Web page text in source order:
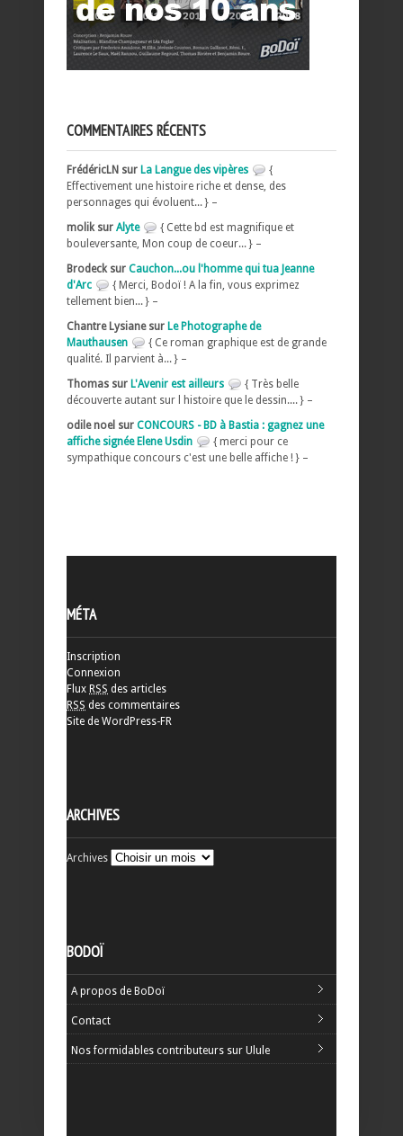
COMMENTAIRES RÉCENTS
FrédéricLN sur La Langue des vipères
{
Effectivement une histoire riche et dense, des
personnages qui évoluent... } –
molik sur Alyte
{ Cette bd est magnifique et
bouleversante, Mon coup de coeur... } –
Brodeck sur Cauchon...ou l'homme qui tua Jeanne
d'Arc
{ Merci, Bodoï ! A la fin, vous exprimez
tellement bien... } –
Chantre Lysiane sur Le Photographe de
Mauthausen
{ Ce roman graphique est de grande
qualité. Il parvient à... } –
Thomas sur L'Avenir est ailleurs
{ Très belle
découverte autant sur l histoire que le dessin.... } –
odile noel sur CONCOURS - BD à Bastia : gagnez une
affiche signée Elene Usdin
{ merci pour ce
sympathique concours c'est une belle affiche ! } –
MÉTA
Inscription
Connexion
Flux RSS des articles
RSS des commentaires
Site de WordPress-FR
ARCHIVES
Archives
BODOÏ
A propos de BoDoï
Contact
Nos formidables contributeurs sur Ulule